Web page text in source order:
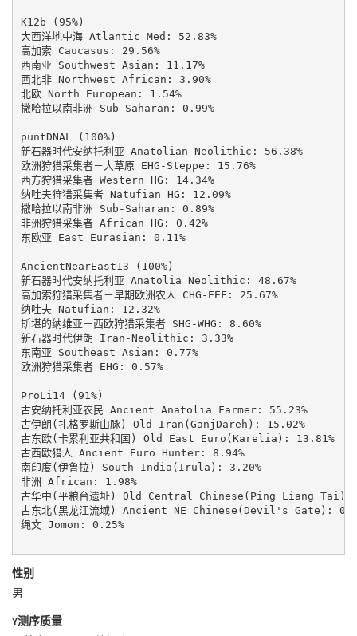
K12b (95%)
大西洋地中海 Atlantic Med: 52.83%
高加索 Caucasus: 29.56%
西南亚 Southwest Asian: 11.17%
西北非 Northwest African: 3.90%
北欧 North European: 1.54%
撒哈拉以南非洲 Sub Saharan: 0.99%
puntDNAL (100%)
新石器时代安纳托利亚 Anatolian Neolithic: 56.38%
欧洲狩猎采集者－大草原 EHG-Steppe: 15.76%
西方狩猎采集者 Western HG: 14.34%
纳吐夫狩猎采集者 Natufian HG: 12.09%
撒哈拉以南非洲 Sub-Saharan: 0.89%
非洲狩猎采集者 African HG: 0.42%
东欧亚 East Eurasian: 0.11%
AncientNearEast13 (100%)
新石器时代安纳托利亚 Anatolia Neolithic: 48.67%
高加索狩猎采集者－早期欧洲农人 CHG-EEF: 25.67%
纳吐夫 Natufian: 12.32%
斯堪的纳维亚－西欧狩猎采集者 SHG-WHG: 8.60%
新石器时代伊朗 Iran-Neolithic: 3.33%
东南亚 Southeast Asian: 0.77%
欧洲狩猎采集者 EHG: 0.57%
ProLi14 (91%)
古安纳托利亚农民 Ancient Anatolia Farmer: 55.23%
古伊朗(扎格罗斯山脉) Old Iran(GanjDareh): 15.02%
古东欧(卡累利亚共和国) Old East Euro(Karelia): 13.81%
古西欧猎人 Ancient Euro Hunter: 8.94%
南印度(伊鲁拉) South India(Irula): 3.20%
非洲 African: 1.98%
古华中(平粮台遗址) Old Central Chinese(Ping Liang Tai):
古东北(黑龙江流域) Ancient NE Chinese(Devil's Gate):
绳文 Jomon: 0.25%
性别
男
Y测序质量